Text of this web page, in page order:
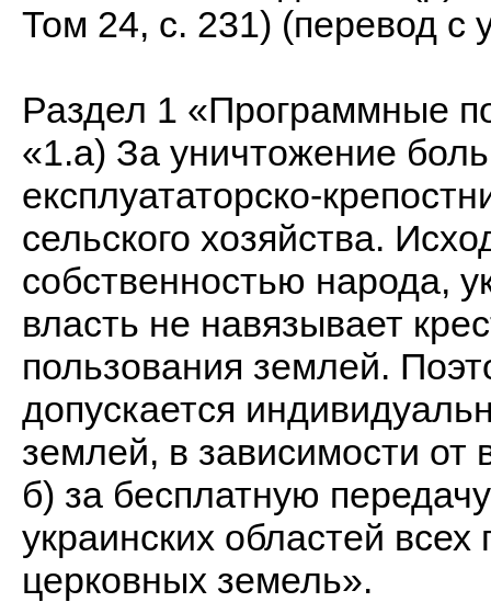
Том 24, с. 231) (перевод с
Раздел 1 «Программные
«1.а) За уничтожение
експлуататорско-
сельского хозяйства.
собственностью народа,
власть не навязывает
пользования землей.
допускается
землей, в зависимости от
б) за бесплатную
украинских областей
церковных земель».